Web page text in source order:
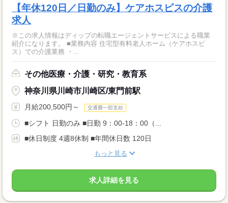
【年休120日／日勤のみ】ケアホスピスの介護
求人
※この求人情報はディップの転職エージェントサービスによる職業
紹介になります。 ■業務内容 住宅型有料老人ホーム（ケアホスピ
ス）での介護業務 ・...
その他医療・介護・研究・教育系
神奈川県川崎市川崎区/東門前駅
月給200,500円～ 交通費一部支給
■シフト 日勤のみ ■日勤 9：00-18：00（...
■休日制度 4週8休制 ■年間休日数 120日
もっと見る
求人詳細を見る